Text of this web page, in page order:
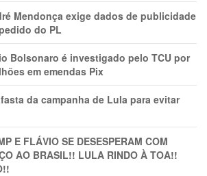
Mendonça exige dados de publicidade
do PL
Bolsonaro é investigado pelo TCU por
em emendas Pix
da campanha de Lula para evitar
E FLÁVIO SE DESESPERAM COM
AO BRASIL!! LULA RINDO À TOA!!